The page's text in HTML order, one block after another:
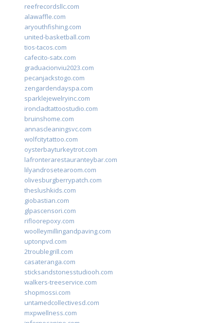
reefrecordsllc.com
alawaffle.com
aryouthfishing.com
united-basketball.com
tios-tacos.com
cafecito-satx.com
graduacionviu2023.com
pecanjackstogo.com
zengardendayspa.com
sparklejewelryinc.com
ironcladtattoostudio.com
bruinshome.com
annascleaningsvc.com
wolfcitytattoo.com
oysterbayturkeytrot.com
lafronterarestauranteybar.com
lilyandrosetearoom.com
olivesburgberrypatch.com
theslushkids.com
giobastian.com
glpascensori.com
rifloorepoxy.com
woolleymillingandpaving.com
uptonpvd.com
2troublegrill.com
casateranga.com
sticksandstonesstudiooh.com
walkers-treeservice.com
shopmossi.com
untamedcollectivesd.com
mxpwellness.com